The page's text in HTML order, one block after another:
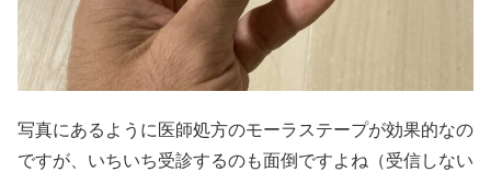
写真にあるように医師処方のモーラステープが効果的なの
ですが、いちいち受診するのも面倒ですよね（受信しない